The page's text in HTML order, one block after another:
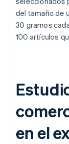
del tamaño de
30 gramos
100 artículos
en el